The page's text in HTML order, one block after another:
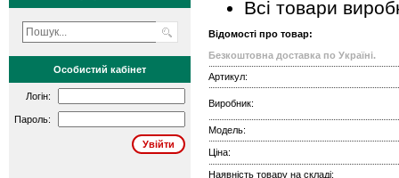
Особистий кабінет
Логін:
Пароль:
Всі товари
Відомості про товар:
Безкоштовна доставка по Україні.
Артикул:
Виробник:
Модель:
Ціна:
Наявність товару на складі: